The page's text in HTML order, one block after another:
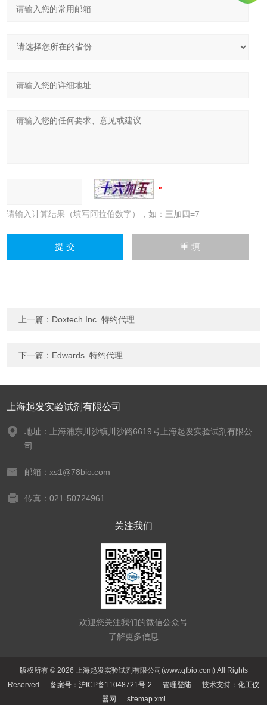
请输入计算结果（填写阿拉伯数字），如：三加四=7
上一篇： Doxtech Inc 特约代理
下一篇： Edwards 特约代理
上海起发实验试剂有限公司
地址：上海浦东川沙镇川沙路6619号上海起发实验试剂有限公
司
邮箱：xs1@78bio.com
传真：021-50724961
关注我们
欢迎您关注我们的微信公众号
了解更多信息
版权所有 © 2026 上海起发实验试剂有限公司(www.qfbio.com) All Rights
Reserved 备案号：沪ICP备11048721号-2 管理登陆 技术支持： 化工仪
器网
sitemap.xml